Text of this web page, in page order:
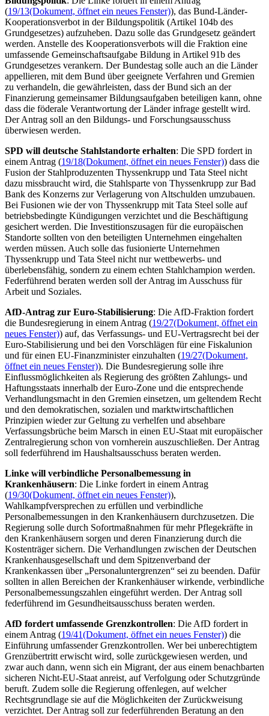
(19/13(Dokument, öffnet ein neues Fenster)), das Bund-Länder-
Kooperationsverbot in der Bildungspolitik (Artikel 104b des
Grundgesetzes) aufzuheben. Dazu solle das Grundgesetz geändert
werden. Anstelle des Kooperationsverbots will die Fraktion eine
umfassende Gemeinschaftsaufgabe Bildung in Artikel 91b des
Grundgesetzes verankern. Der Bundestag solle auch an die Länder
appellieren, mit dem Bund über geeignete Verfahren und Gremien
zu verhandeln, die gewährleisten, dass der Bund sich an der
Finanzierung gemeinsamer Bildungsaufgaben beteiligen kann, ohne
dass die föderale Verantwortung der Länder infrage gestellt wird.
Der Antrag soll an den Bildungs- und Forschungsausschuss
überwiesen werden.
SPD will deutsche Stahlstandorte erhalten: Die SPD fordert in
einem Antrag (19/18(Dokument, öffnet ein neues Fenster)) dass die
Fusion der Stahlproduzenten Thyssenkrupp und Tata Steel nicht
dazu missbraucht wird, die Stahlsparte von Thyssenkrupp zurBad
Bank des Konzerns zur Verlagerung von Altschulden umzubauen.
Bei Fusionen wie der von Thyssenkrupp mit Tata Steel solle auf
betriebsbedingte Kündigungen verzichtet und die Beschäftigung
gesichert werden. Die Investitionszusagen für die europäischen
Standorte sollten von den beteiligten Unternehmen eingehalten
werden müssen. Auch solle das fusionierte Unternehmen
Thyssenkrupp und Tata Steel nicht nur wettbewerbs- und
überlebensfähig, sondern zu einem echten Stahlchampion werden.
Federführend beraten werden soll der Antrag im Ausschuss für
Arbeit und Soziales.
AfD-Antrag zur Euro-Stabilisierung: Die AfD-Fraktion fordert
die Bundesregierung in einem Antrag (19/27(Dokument, öffnet ein
neues Fenster)) auf, das Verfassungs- und EU-Vertragsrecht bei der
Euro-Stabilisierung und bei den Vorschlägen für eine Fiskalunion
und für einen EU-Finanzminister einzuhalten (19/27(Dokument,
öffnet ein neues Fenster)). Die Bundesregierung solle ihre
Einflussmöglichkeiten als Regierung des größten Zahlungs- und
Haftungsstaats innerhalb der Euro-Zone und die entsprechende
Verhandlungsmacht in den Gremien einsetzen, um geltendem Recht
und den demokratischen, sozialen und marktwirtschaftlichen
Prinzipien wieder zur Geltung zu verhelfen und absehbare
Verfassungsbrüche beim Marsch in einen EU-Staat mit europäischer
Zentralregierung schon von vornherein auszuschließen. Der Antrag
soll federführend im Haushaltsausschuss beraten werden.
Linke will verbindliche Personalbemessung in
Krankenhäusern: Die Linke fordert in einem Antrag
(19/30(Dokument, öffnet ein neues Fenster)),
Wahlkampfversprechen zu erfüllen und verbindliche
Personalbemessungen in den Krankenhäusern durchzusetzen. Die
Regierung solle durch Sofortmaßnahmen für mehr Pflegekräfte in
den Krankenhäusern sorgen und deren Finanzierung durch die
Kostenträger sichern. Die Verhandlungen zwischen der Deutschen
Krankenhausgesellschaft und dem Spitzenverband der
Krankenkassen über „Personaluntergrenzen“ sei zu beenden. Dafür
sollten in allen Bereichen der Krankenhäuser wirkende, verbindliche
Personalbemessungszahlen eingeführt werden. Der Antrag soll
federführend im Gesundheitsausschuss beraten werden.
AfD fordert umfassende Grenzkontrollen: Die AfD fordert in
einem Antrag (19/41(Dokument, öffnet ein neues Fenster)) die
Einführung umfassender Grenzkontrollen. Wer bei unberechtigtem
Grenzübertritt erwischt wird, solle zurückgewiesen werden, und
zwar auch dann, wenn sich ein Migrant, der aus einem benachbarten
sicheren Nicht-EU-Staat anreist, auf Verfolgung oder Schutzgründe
beruft. Zudem solle die Regierung offenlegen, auf welcher
Rechtsgrundlage sie auf die Möglichkeiten der Zurückweisung
verzichtet. Der Antrag soll zur federführenden Beratung an den